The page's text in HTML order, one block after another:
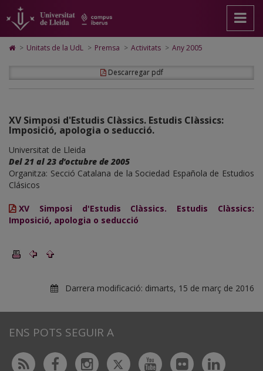
Activitats
Any
2005
pàgina
principal.
Lleida
contingut
principal
Mapa
Web.
Universitat
Cerca
Accessibilitat.
Universitat
Lleida
Icono
para
ir
página
de
inicio
> Unitats de la UdL > Premsa > Activitats > Any 2005
Descarregar pdf
XV Simposi d'Estudis Clàssics. Estudis Clàssics:
Imposició, apologia o seducció.
Universitat de Lleida
Del 21 al 23 d'octubre de 2005
Organitza: Secció Catalana de la Sociedad Española de Estudios
Clásicos
XV Simposi d'Estudis Clàssics. Estudis Clàssics:
Imposició, apologia o seducció
Darrera modificació: dimarts, 15 de març de 2016
ENS POTS SEGUIR A
Rss FacebookInstagram
TwitterYoutubeFlickr